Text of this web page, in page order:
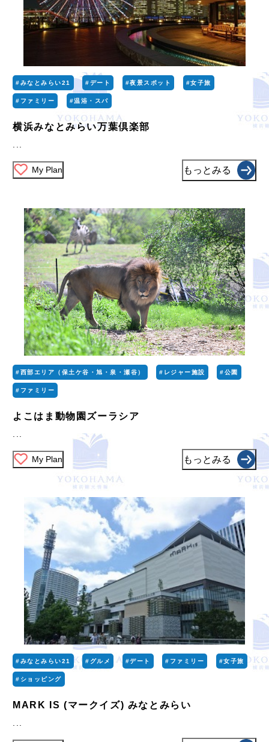
#みなとみらい21 #デート #夜景スポット #女子旅
#ファミリー #温浴・スパ
横浜みなとみらい万葉倶楽部
...
My Plan もっとみる
#西部エリア（保土ケ谷・旭・泉・瀬谷） #レジャー施設 #公園
#ファミリー
よこはま動物園ズーラシア
My Plan もっとみる
#みなとみらい21 #グルメ #デート #ファミリー #女子旅
#ショッピング
MARK IS (マークイズ) みなとみらい